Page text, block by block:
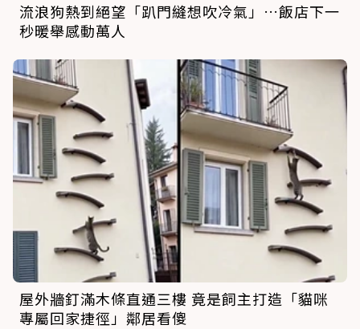
流浪狗熱到絕望「趴門縫想吹冷氣」…飯店下一
秒暖舉感動萬人
屋外牆釘滿木條直通三樓 竟是飼主打造「貓咪
專屬回家捷徑」鄰居看傻